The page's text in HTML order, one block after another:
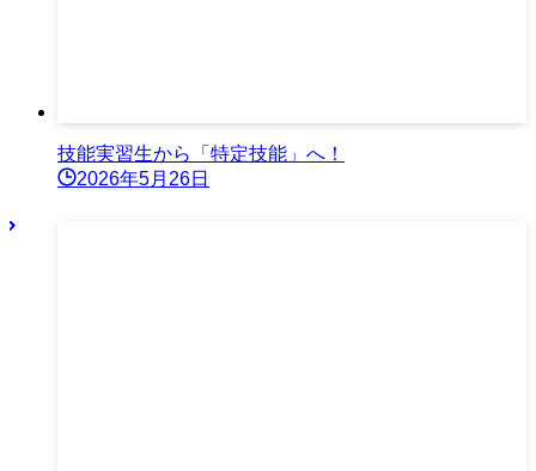
技能実習生から「特定技能」へ！
2026年5月26日